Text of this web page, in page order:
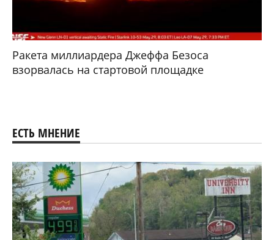
Ракета миллиардера Джеффа Безоса
взорвалась на стартовой площадке
ЕСТЬ МНЕНИЕ